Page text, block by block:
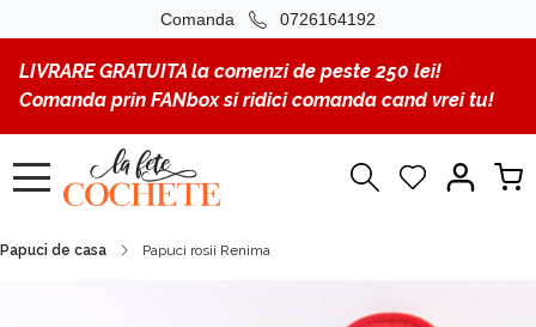
Comanda 0726164192
LIVRARE GRATUITA la comenzi de peste 250 lei!
Comanda prin FANbox si ridici comanda cand vrei tu!
Papuci de casa Papuci rosii Renima